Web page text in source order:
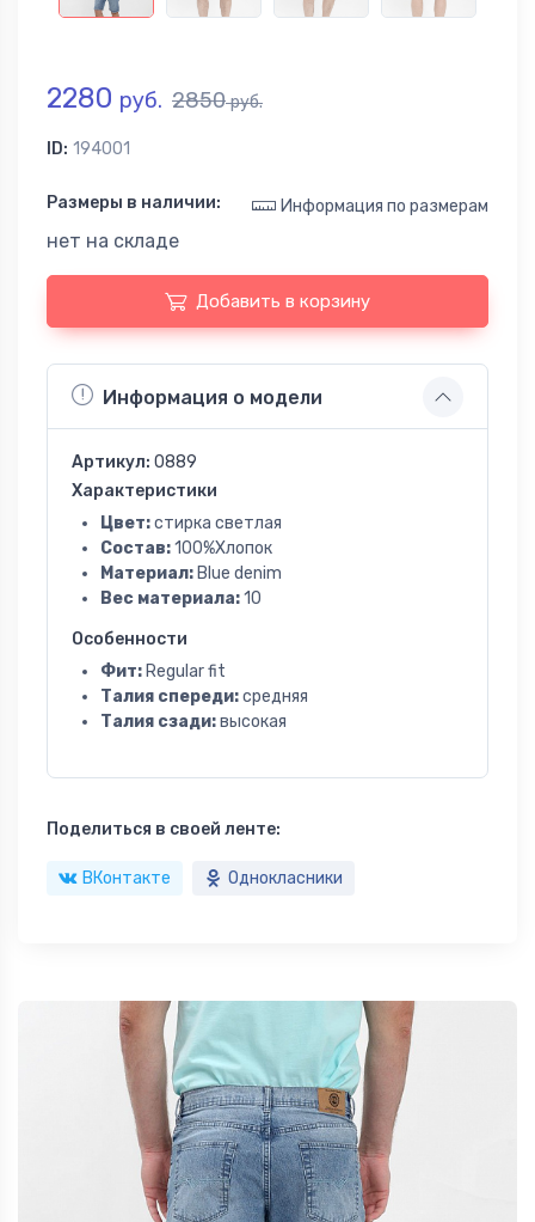
2280 руб. 2850руб.
ID: 194001
Размеры в наличии: Информация по размерам
нет на складе
Добавить в корзину
Информация о модели
Артикул: 0889
Характеристики
Цвет:стирка светлая
Состав:100%Хлопок
Материал: Blue denim
Вес материала:10
Особенности
Фит: Regular fit
Талия спереди:средняя
Талия сзади:высокая
Поделиться в своей ленте:
ВКонтакте Однокласники